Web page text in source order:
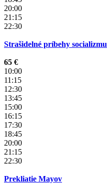
20:00
21:15
22:30
Strašidelné príbehy socializmu
65 €
10:00
11:15
12:30
13:45
15:00
16:15
17:30
18:45
20:00
21:15
22:30
Prekliatie Mayov